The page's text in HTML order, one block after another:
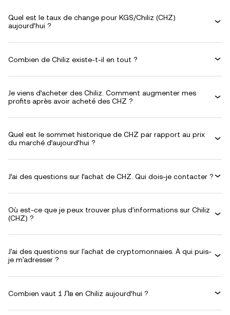
Quel est le taux de change pour KGS/Chiliz (CHZ)
aujourd’hui ?
Combien de Chiliz existe-t-il en tout ?
Je viens d’acheter des Chiliz. Comment augmenter mes
profits après avoir acheté des CHZ ?
Quel est le sommet historique de CHZ par rapport au prix
du marché d’aujourd’hui ?
J’ai des questions sur l’achat de CHZ. Qui dois-je contacter ?
Où est-ce que je peux trouver plus d'informations sur Chiliz
(CHZ) ?
J'ai des questions sur l'achat de cryptomonnaies. À qui puis-
je m'adresser ?
Combien vaut 1 Лв en Chiliz aujourd’hui ?